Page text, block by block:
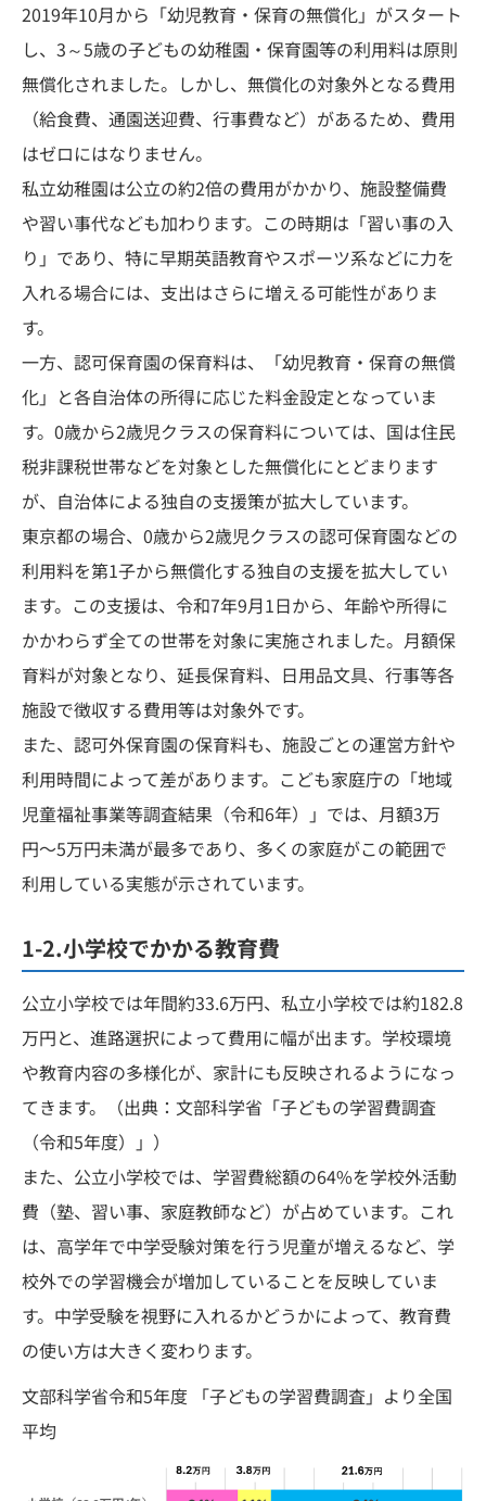
2019年10月から「幼児教育・保育の無償化」がスタート
し、3～5歳の子どもの幼稚園・保育園等の利用料は原則
無償化されました。しかし、無償化の対象外となる費用
（給食費、通園送迎費、行事費など）があるため、費用
はゼロにはなりません。
私立幼稚園は公立の約2倍の費用がかかり、施設整備費
や習い事代なども加わります。この時期は「習い事の入
り」であり、特に早期英語教育やスポーツ系などに力を
入れる場合には、支出はさらに増える可能性がありま
す。
一方、認可保育園の保育料は、「幼児教育・保育の無償
化」と各自治体の所得に応じた料金設定となっていま
す。0歳から2歳児クラスの保育料については、国は住民
税非課税世帯などを対象とした無償化にとどまります
が、自治体による独自の支援策が拡大しています。
東京都の場合、0歳から2歳児クラスの認可保育園などの
利用料を第1子から無償化する独自の支援を拡大してい
ます。この支援は、令和7年9月1日から、年齢や所得に
かかわらず全ての世帯を対象に実施されました。月額保
育料が対象となり、延長保育料、日用品文具、行事等各
施設で徴収する費用等は対象外です。
また、認可外保育園の保育料も、施設ごとの運営方針や
利用時間によって差があります。こども家庭庁の「地域
児童福祉事業等調査結果（令和6年）」では、月額3万
円〜5万円未満が最多であり、多くの家庭がこの範囲で
利用している実態が示されています。
1-2.小学校でかかる教育費
公立小学校では年間約33.6万円、私立小学校では約182.8
万円と、進路選択によって費用に幅が出ます。学校環境
や教育内容の多様化が、家計にも反映されるようになっ
てきます。（出典：文部科学省「子どもの学習費調査
（令和5年度）」）
また、公立小学校では、学習費総額の64%を学校外活動
費（塾、習い事、家庭教師など）が占めています。これ
は、高学年で中学受験対策を行う児童が増えるなど、学
校外での学習機会が増加していることを反映していま
す。中学受験を視野に入れるかどうかによって、教育費
の使い方は大きく変わります。
文部科学省令和5年度 「子どもの学習費調査」より全国
平均